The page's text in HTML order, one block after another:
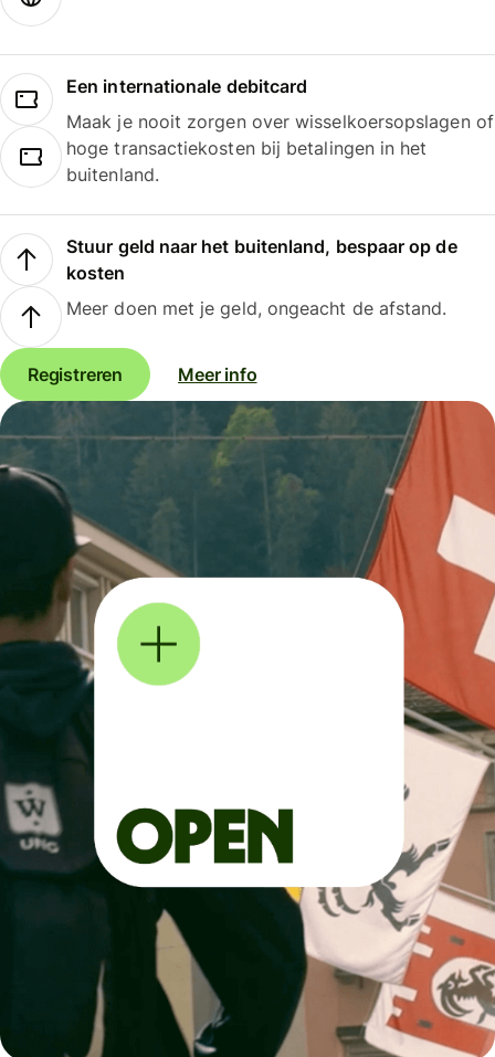
Een internationale debitcard
Maak je nooit zorgen over wisselkoersopslagen of
hoge transactiekosten bij betalingen in het
buitenland.
Stuur geld naar het buitenland, bespaar op de
kosten
Meer doen met je geld, ongeacht de afstand.
Registreren Meer info